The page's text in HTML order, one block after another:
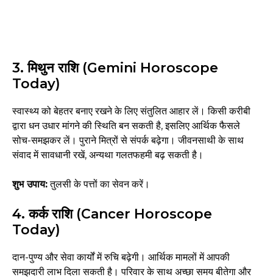
3. मिथुन राशि (Gemini Horoscope
Today)
स्वास्थ्य को बेहतर बनाए रखने के लिए संतुलित आहार लें। किसी करीबी
द्वारा धन उधार मांगने की स्थिति बन सकती है, इसलिए आर्थिक फैसले
सोच-समझकर लें। पुराने मित्रों से संपर्क बढ़ेगा। जीवनसाथी के साथ
संवाद में सावधानी रखें, अन्यथा गलतफहमी बढ़ सकती है।
शुभ उपाय:तुलसी के पत्तों का सेवन करें।
4. कर्क राशि (Cancer Horoscope
Today)
दान-पुण्य और सेवा कार्यों में रुचि बढ़ेगी। आर्थिक मामलों में आपकी
समझदारी लाभ दिला सकती है। परिवार के साथ अच्छा समय बीतेगा और